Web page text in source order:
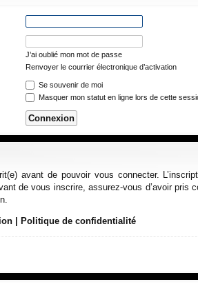
J’ai oublié mon mot de passe
Renvoyer le courrier électronique d’activation
Se souvenir de moi
Masquer mon statut en ligne lors de cette
avant de pouvoir vous connecter.
de vous inscrire, assurez-vous d’avoir pris
| Politique de confidentialité